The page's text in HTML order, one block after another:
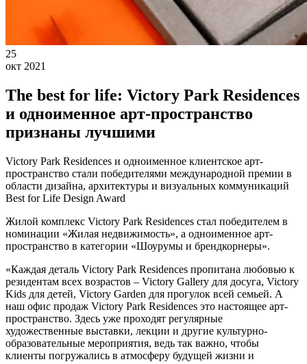
25
окт 2021
The best for life: Victory Park Residences
и одноименное арт-пространство
признаны лучшими
Victory Park Residences и одноименное клиентское арт-
пространство стали победителями международной премии в
области дизайна, архитектуры и визуальных коммуникаций
Best for Life Design Award
Жилой комплекс Victory Park Residences стал победителем в
номинации «Жилая недвижимость», а одноименное арт-
пространство в категории «Шоурумы и брендкорнеры».
«Каждая деталь Victory Park Residences пропитана любовью к
резидентам всех возрастов – Victory Gallery для досуга, Victory
Kids для детей, Victory Garden для прогулок всей семьей. А
наш офис продаж Victory Park Residences это настоящее арт-
пространство. Здесь уже проходят регулярные
художественные выставки, лекции и другие культурно-
образовательные мероприятия, ведь так важно, чтобы
клиенты погружались в атмосферу будущей жизни и